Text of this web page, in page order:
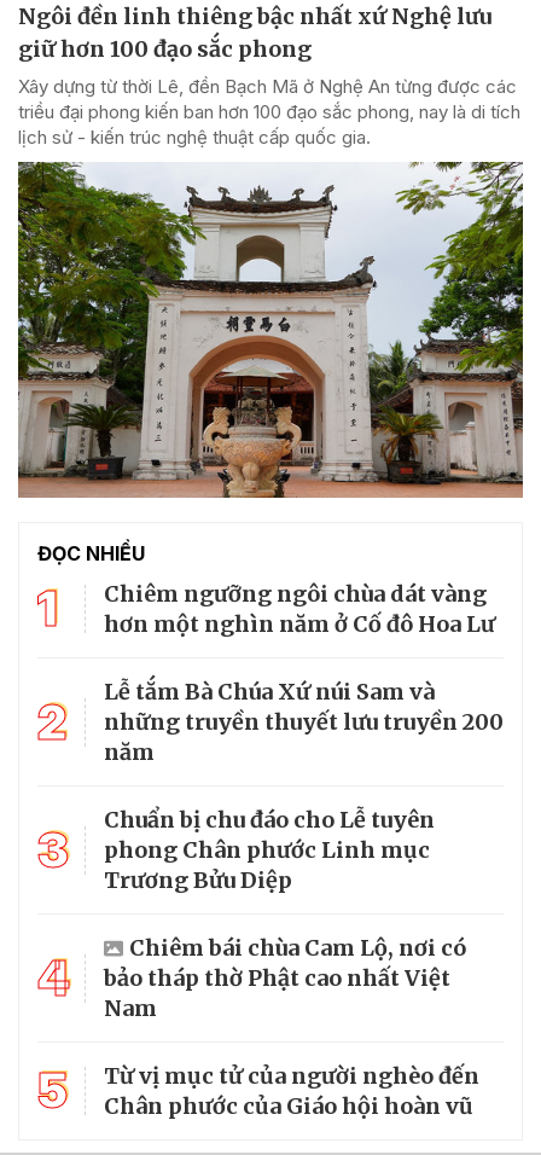
Ngôi đền linh thiêng bậc nhất xứ Nghệ lưu
giữ hơn 100 đạo sắc phong
Xây dựng từ thời Lê, đền Bạch Mã ở Nghệ An từng được các
triều đại phong kiến ban hơn 100 đạo sắc phong, nay là di tích
lịch sử - kiến trúc nghệ thuật cấp quốc gia.
ĐỌC NHIỀU
1
Chiêm ngưỡng ngôi chùa dát vàng
hơn một nghìn năm ở Cố đô Hoa Lư
2
Lễ tắm Bà Chúa Xứ núi Sam và
những truyền thuyết lưu truyền 200
năm
3
Chuẩn bị chu đáo cho Lễ tuyên
phong Chân phước Linh mục
Trương Bửu Diệp
4
Chiêm bái chùa Cam Lộ, nơi có
bảo tháp thờ Phật cao nhất Việt
Nam
5
Từ vị mục tử của người nghèo đến
Chân phước của Giáo hội hoàn vũ